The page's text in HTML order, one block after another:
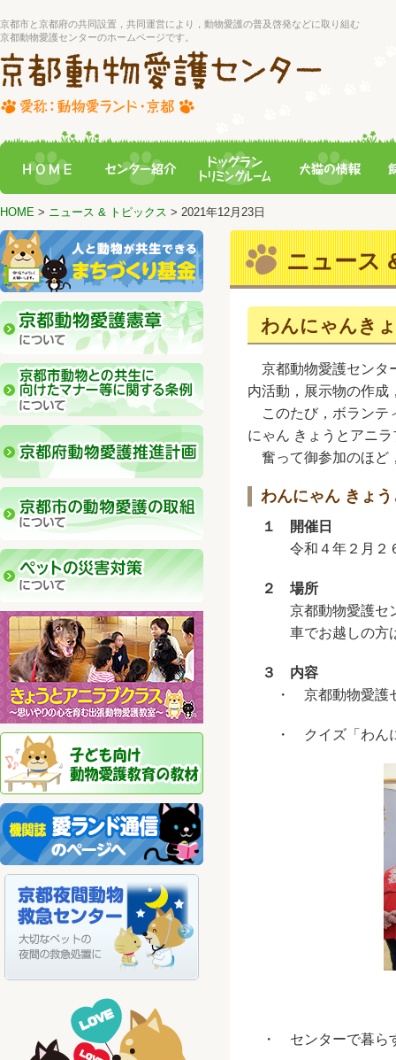
京都市と京都府の共同設置，共同運営により，動物愛護の普及啓発などに取り組む
京都動物愛護センターのホームページです。
HOME > ニュース & トピックス > 2021年12月23日
ニュース
わんにゃんき
京都動物愛護センタ
内活動，展示物の作成
このたび，ボランテ
にゃん きょうとアニ
奮って御参加のほど
わんにゃん きょ
１ 開催日
令和４年２月２６
２ 場所
京都動物愛護セン
車でお越しの方は
３ 内容
・ 京都動物愛護セ
・ クイズ「わんに
・ センターで暮ら